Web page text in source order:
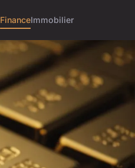
FinanceImmobilier